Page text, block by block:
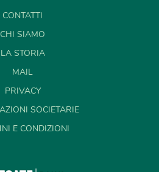
CONTATTI
CHI SIAMO
LA STORIA
MAIL
PRIVACY
SOCIETARIE
E CONDIZIONI